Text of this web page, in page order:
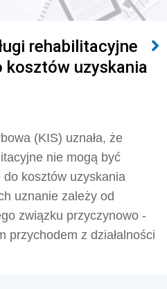
rehabilitacyjne
kosztów uzyskania
(KIS) uznała, że
nie mogą być
kosztów uzyskania
uznanie zależy od
związku przyczynowo -
przychodem z działalności